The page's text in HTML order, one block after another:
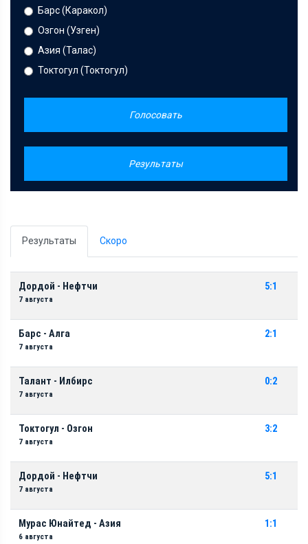
Барс (Каракол)
Озгон (Узген)
Азия (Талас)
Токтогул (Токтогул)
Голосовать
Результаты
Результаты Скоро
Дордой - Нефтчи
7 августа
5:1
Барс - Алга
7 августа
2:1
Талант - Илбирс
7 августа
0:2
Токтогул - Озгон
7 августа
3:2
Дордой - Нефтчи
7 августа
5:1
Мурас Юнайтед - Азия
6 августа
1:1